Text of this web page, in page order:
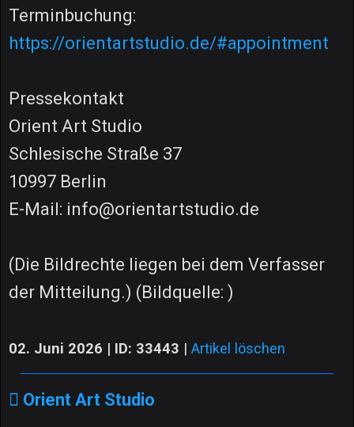
Terminbuchung:
https://orientartstudio.de/#appointment
Pressekontakt
Orient Art Studio
Schlesische Straße 37
10997 Berlin
E-Mail: info@orientartstudio.de
(Die Bildrechte liegen bei dem Verfasser
der Mitteilung.) (Bildquelle: )
02. Juni 2026 | ID: 33443 | Artikel löschen
Orient Art Studio